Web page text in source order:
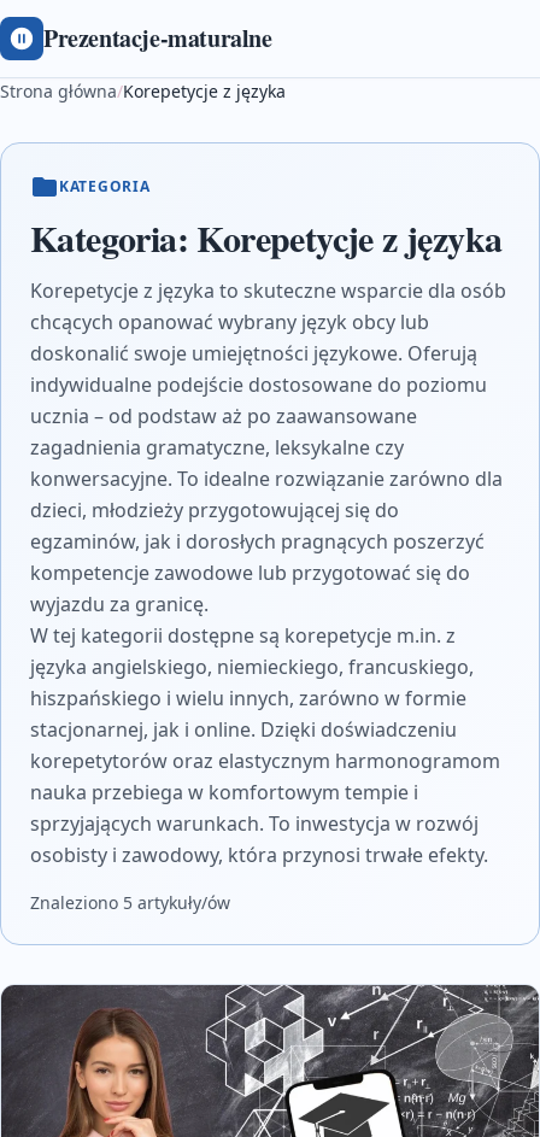
Prezentacje-maturalne
Strona główna/Korepetycje z języka
KATEGORIA
Kategoria: Korepetycje z języka
Korepetycje z języka to skuteczne wsparcie dla osób
chcących opanować wybrany język obcy lub
doskonalić swoje umiejętności językowe. Oferują
indywidualne podejście dostosowane do poziomu
ucznia – od podstaw aż po zaawansowane
zagadnienia gramatyczne, leksykalne czy
konwersacyjne. To idealne rozwiązanie zarówno dla
dzieci, młodzieży przygotowującej się do
egzaminów, jak i dorosłych pragnących poszerzyć
kompetencje zawodowe lub przygotować się do
wyjazdu za granicę.
W tej kategorii dostępne są korepetycje m.in. z
języka angielskiego, niemieckiego, francuskiego,
hiszpańskiego i wielu innych, zarówno w formie
stacjonarnej, jak i online. Dzięki doświadczeniu
korepetytorów oraz elastycznym harmonogramom
nauka przebiega w komfortowym tempie i
sprzyjających warunkach. To inwestycja w rozwój
osobisty i zawodowy, która przynosi trwałe efekty.
Znaleziono 5 artykuły/ów